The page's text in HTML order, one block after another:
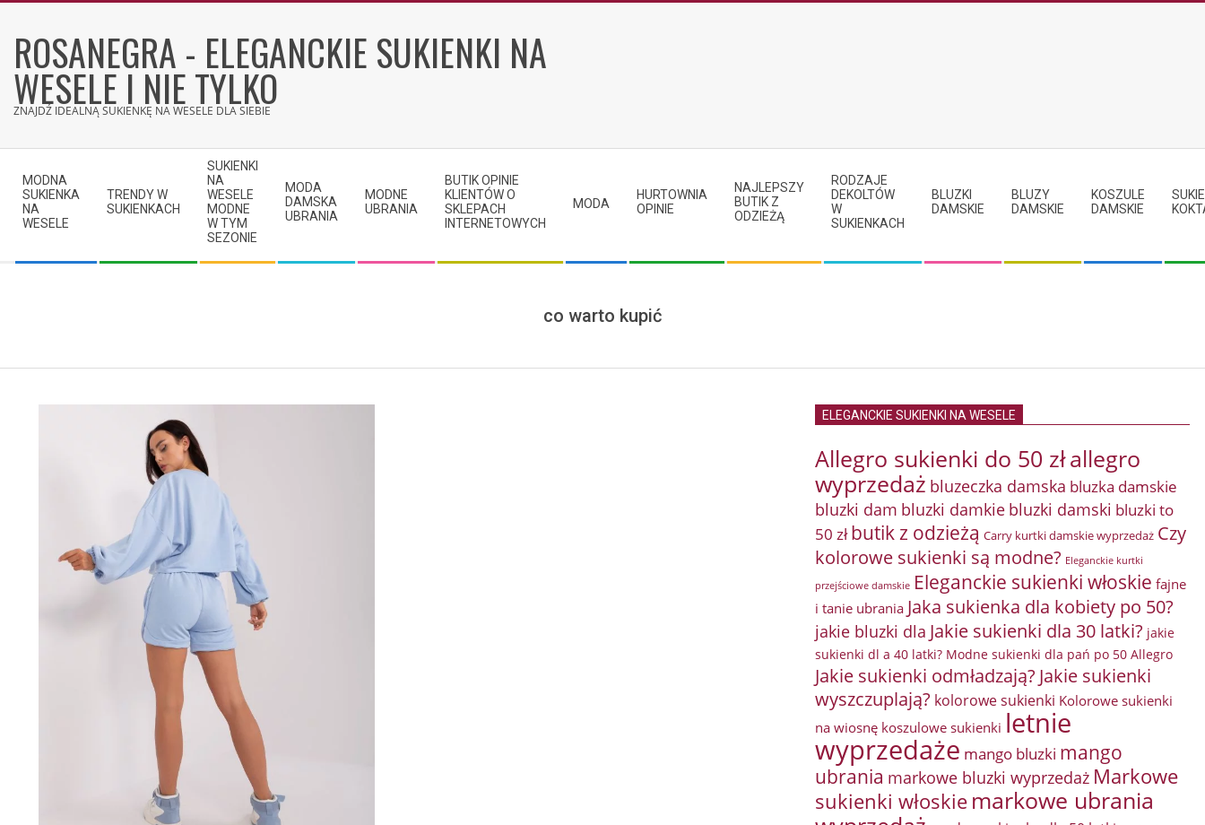
contentROSANEGRA - ELEGANCKIE SUKIENKI NA
WESELE I NIE TYLKO
ZNAJDŹ IDEALNĄ SUKIENKĘ NA WESELE DLA SIEBIE
Navigation
Menu
MODNA
SUKIENKA
NA
WESELE
TRENDY W
SUKIENKACH
SUKIENKI
NA
WESELE
MODNE
W TYM
SEZONIE
MODA
DAMSKA
UBRANIA
MODNE
UBRANIA
BUTIK OPINIE
KLIENTÓW O
SKLEPACH
INTERNETOWYCH
MODA
HURTOWNIA
OPINIE
NAJLEPSZY
BUTIK Z
ODZIEŻĄ
RODZAJE
DEKOLTÓW
W
SUKIENKACH
BLUZKI
DAMSKIE
BLUZY
DAMSKIE
KOSZULE
DAMSKIE
co warto kupić
ELEGANCKIE SUKIENKI NA WESELE
Allegro sukienki do 50 złallegro
wyprzedaż bluzeczka damska bluzka damskie
bluzki dam bluzki damkie bluzki damski bluzki to
50 zł butik z odzieżą Carry kurtki damskie wyprzedaż Czy
kolorowe sukienki są modne? Eleganckie kurtki
przejściowe damskie Eleganckie sukienki włoskie fajne
i tanie ubrania Jaka sukienka dla kobiety po 50?
jakie bluzki dla Jakie sukienki dla 30 latki? jakie
sukienki dl a 40 latki? Modne sukienki dla pań po 50 Allegro
Jakie sukienki odmładzają? Jakie sukienki
wyszczuplają? kolorowe sukienki Kolorowe sukienki
na wiosnę koszulowe sukienki letnie
wyprzedaże mango bluzki mango
ubrania markowe bluzki wyprzedaż Markowe
sukienki włoskie markowe ubrania